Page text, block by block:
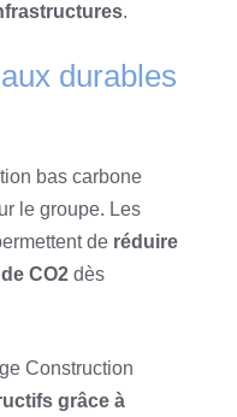
.
durables
bas carbone
le groupe. Les
de réduire
CO2 dès
Construction
grâce à